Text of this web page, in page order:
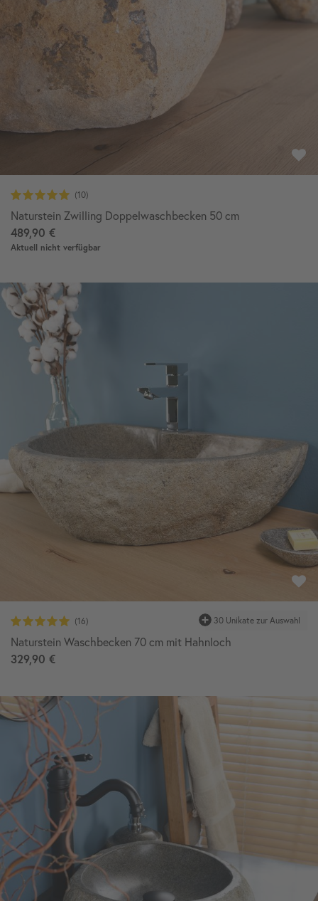
Naturstein Zwilling Doppelwaschbecken 50 cm
489,90 €
Aktuell nicht verfügbar
30 Unikate zur Auswahl
Naturstein Waschbecken 70 cm mit Hahnloch
329,90 €